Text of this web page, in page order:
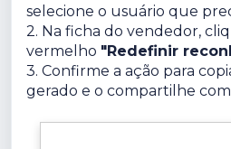
selecione o usuário que
2. Na ficha do vendedor,
vermelho "Redefinir
3. Confirme a ação para
gerado e o compartilhe